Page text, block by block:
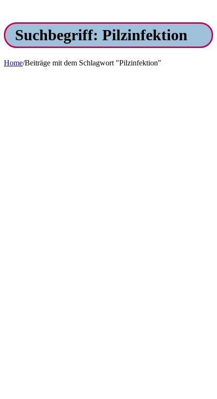
Suchbegriff: Pilzinfektion
Home/Beiträge mit dem Schlagwort "Pilzinfektion"